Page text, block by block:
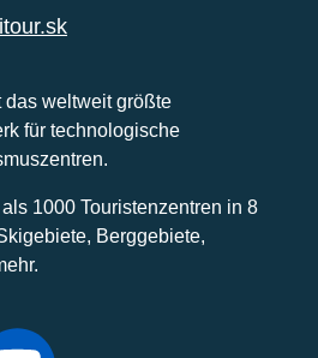
das weltweit größte
für technologische
1000 Touristenzentren in 8
Berggebiete,